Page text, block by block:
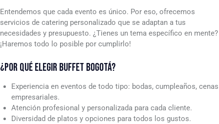
Entendemos que cada evento es único. Por eso, ofrecemos
servicios de catering personalizado que se adaptan a tus
necesidades y presupuesto. ¿Tienes un tema específico en mente?
¡Haremos todo lo posible por cumplirlo!
¿POR QUÉ ELEGIR BUFFET BOGOTÁ?
Experiencia en eventos de todo tipo: bodas, cumpleaños, cenas
empresariales.
Atención profesional y personalizada para cada cliente.
Diversidad de platos y opciones para todos los gustos.